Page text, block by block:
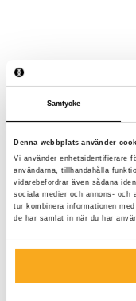
Samtycke
Denna webbplats använder
Vi använder enhetsidentifierare
användarna, tillhandahålla
vidarebefordrar även sådana
sociala medier och annons- och
tur kombinera informationen
de har samlat in när du har